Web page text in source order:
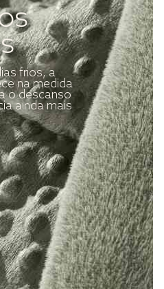
frios, a
na medida
o descanso
ainda mais